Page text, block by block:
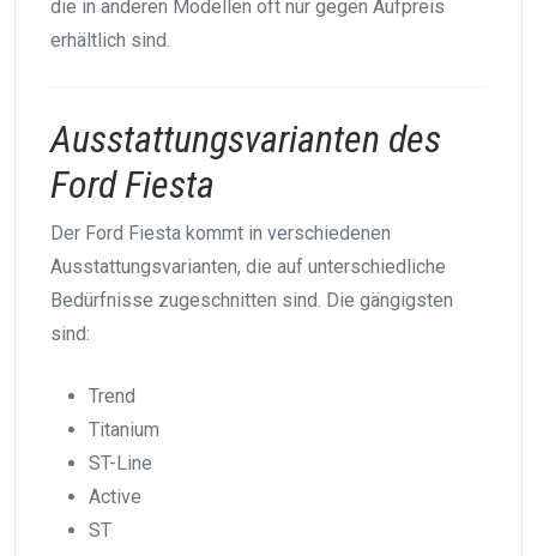
die in anderen Modellen oft nur gegen Aufpreis
erhältlich sind.
Ausstattungsvarianten des
Ford Fiesta
Der Ford Fiesta kommt in verschiedenen
Ausstattungsvarianten, die auf unterschiedliche
Bedürfnisse zugeschnitten sind. Die gängigsten
sind:
Trend
Titanium
ST-Line
Active
ST